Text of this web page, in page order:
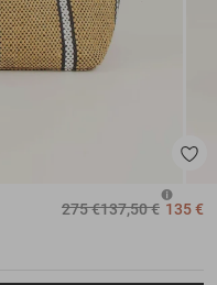
275 €137,50 € 135 €